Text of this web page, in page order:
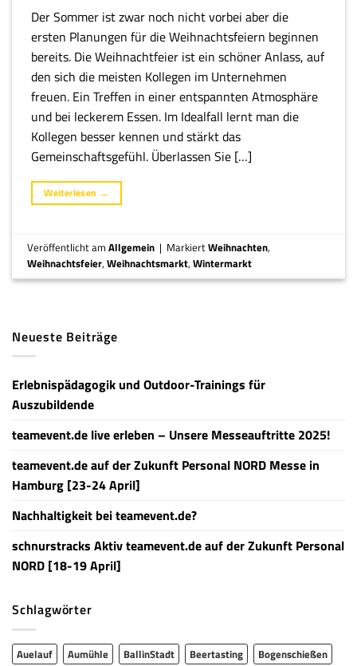
Der Sommer ist zwar noch nicht vorbei aber die
ersten Planungen für die Weihnachtsfeiern beginnen
bereits. Die Weihnachtfeier ist ein schöner Anlass, auf
den sich die meisten Kollegen im Unternehmen
freuen. Ein Treffen in einer entspannten Atmosphäre
und bei leckerem Essen. Im Idealfall lernt man die
Kollegen besser kennen und stärkt das
Gemeinschaftsgefühl. Überlassen Sie […]
Weiterlesen →
Veröffentlicht amAllgemein | MarkiertWeihnachten,
Weihnachtsfeier,Weihnachtsmarkt,Wintermarkt
Neueste Beiträge
Erlebnispädagogik und Outdoor-Trainings für
Auszubildende
teamevent.de live erleben – Unsere Messeauftritte 2025!
teamevent.de auf der Zukunft Personal NORD Messe in
Hamburg [23-24 April]
Nachhaltigkeit bei teamevent.de?
schnurstracks Aktiv teamevent.de auf der Zukunft Personal
NORD [18-19 April]
Schlagwörter
Auelauf Aumühle BallinStadt Beertasting
Bogenschießen